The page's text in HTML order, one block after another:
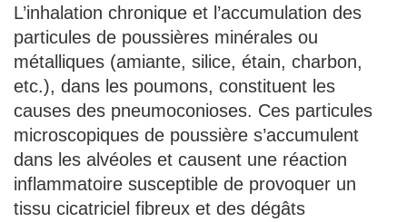
L’inhalation chronique et l’accumulation des
particules de poussières minérales ou
métalliques (amiante, silice, étain, charbon,
etc.), dans les poumons, constituent les
causes des pneumoconioses. Ces particules
microscopiques de poussière s’accumulent
dans les alvéoles et causent une réaction
inflammatoire susceptible de provoquer un
tissu cicatriciel fibreux et des dégâts